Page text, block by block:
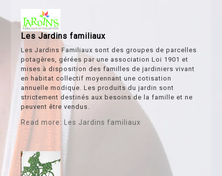
Les Jardins familiaux
Les Jardins Familiaux sont des groupes de parcelles
potagères, gérées par une association Loi 1901 et
mises à disposition des familles de jardiniers vivant
en habitat collectif moyennant une cotisation
annuelle modique. Les produits du jardin sont
strictement destinés aux besoins de la famille et ne
peuvent être vendus.
Read more: Les Jardins familiaux